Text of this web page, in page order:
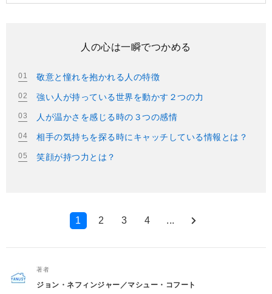
人の心は一瞬でつかめる
敬意と憧れを抱かれる人の特徴
強い人が持っている世界を動かす２つの力
人が温かさを感じる時の３つの感情
相手の気持ちを探る時にキャッチしている情報とは？
笑顔が持つ力とは？
1 2 3 4 ...
著者
ジョン・ネフィンジャー／マシュー・コフート